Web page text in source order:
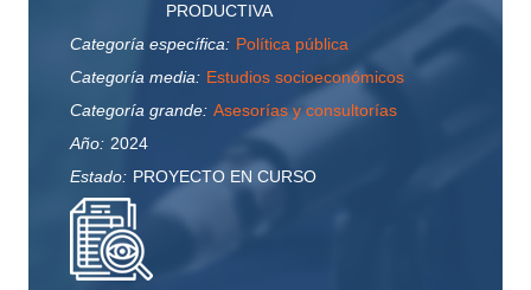
PRODUCTIVA
Categoría específica: Política pública
Categoría media: Estudios socioeconómicos
Categoría grande: Asesorías y consultorías
Año: 2024
Estado: PROYECTO EN CURSO